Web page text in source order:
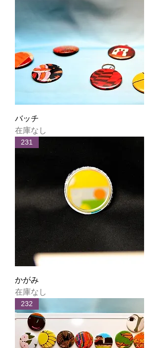
バッチ
在庫なし
231
かがみ
在庫なし
232